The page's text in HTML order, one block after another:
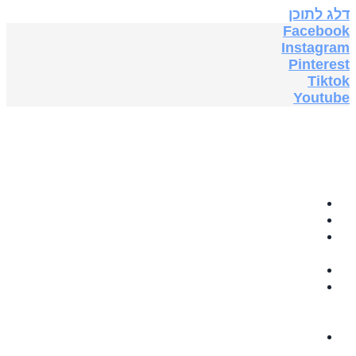
דלג לתוכן
Facebook
Instagram
Pinterest
Tiktok
Youtube